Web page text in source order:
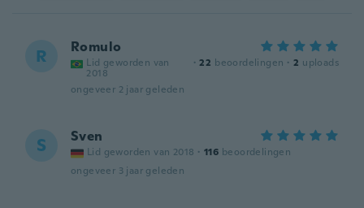
R Romulo
Lid geworden van
2018
· 22 beoordelingen · 2 uploads
ongeveer 2 jaar geleden
S Sven
Lid geworden van 2018 · 116 beoordelingen
ongeveer 3 jaar geleden